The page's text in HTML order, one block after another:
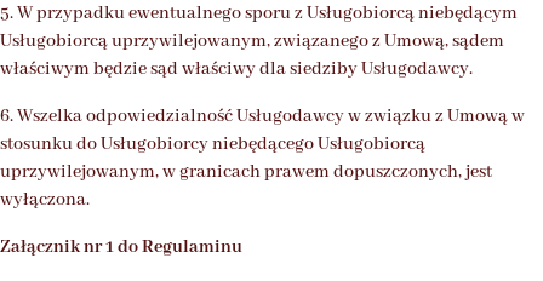
5. W przypadku ewentualnego sporu z Usługobiorcą niebędącym
Usługobiorcą uprzywilejowanym, związanego z Umową, sądem
właściwym będzie sąd właściwy dla siedziby Usługodawcy.
6. Wszelka odpowiedzialność Usługodawcy w związku z Umową w
stosunku do Usługobiorcy niebędącego Usługobiorcą
uprzywilejowanym, w granicach prawem dopuszczonych, jest
wyłączona.
Załącznik nr 1 do Regulaminu